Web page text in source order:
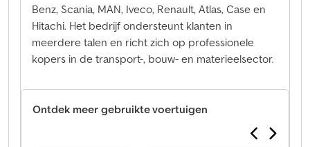
Benz, Scania, MAN, Iveco, Renault, Atlas, Case en
Hitachi. Het bedrijf ondersteunt klanten in
meerdere talen en richt zich op professionele
kopers in de transport-, bouw- en materieelsector.
Ontdek meer gebruikte voertuigen